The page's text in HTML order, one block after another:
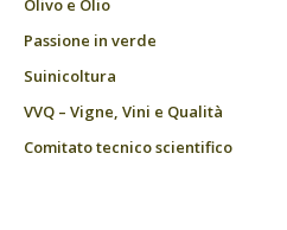
Olivo e Olio
Passione in verde
Suinicoltura
VVQ – Vigne, Vini e Qualità
Comitato tecnico scientifico